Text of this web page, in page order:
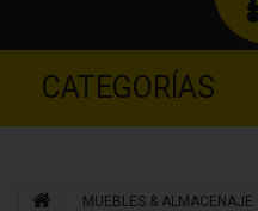
CATEGORÍAS
MUEBLES & ALMACENAJE